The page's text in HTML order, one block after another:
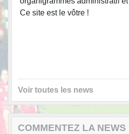
Ce site est le vôtre !
Voir toutes les news
COMMENTEZ LA NEWS